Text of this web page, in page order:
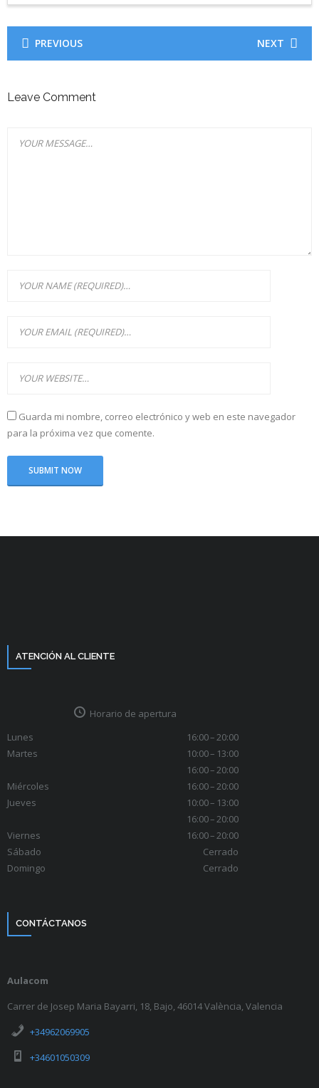
PREVIOUS NEXT
Leave Comment
Guarda mi nombre, correo electrónico y web en este navegador
para la próxima vez que comente.
ATENCIÓN AL CLIENTE
Horario de apertura
Lunes
16:00 – 20:00
Martes
10:00 – 13:00
16:00 – 20:00
Miércoles
16:00 – 20:00
Jueves
10:00 – 13:00
16:00 – 20:00
Viernes
16:00 – 20:00
Sábado
Cerrado
Domingo
Cerrado
CONTÁCTANOS
Aulacom
Carrer de Josep Maria Bayarri, 18, Bajo, 46014 València, Valencia
+34962069905
+34601050309